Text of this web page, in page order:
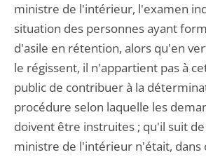
ministre de l'intérieur, l'examen
situation des personnes ayant
d'asile en rétention, alors qu'en
le régissent, il n'appartient pas à
public de contribuer à la
procédure selon laquelle les
doivent être instruites ; qu'il suit
ministre de l'intérieur n'était, dans